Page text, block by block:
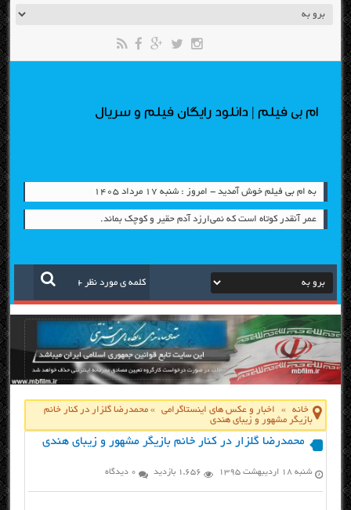
ام بی فیلم | دانلود رایگان فیلم و سریال
به ام بی فیلم خوش آمدید - امروز : شنبه ۱۷ مرداد ۱۴۰۵
عمر آنقدر کوتاه است که نمی‌ارزد آدم حقیر و کوچک بماند.
خانه » اخبار و عکس های اینستاگرامی »محمدرضا گلزار در کنار خانم
بازیگر مشهور و زیبای هندی
محمدرضا گلزار در کنار خانم بازیگر مشهور و زیبای هندی
شنبه ۱۸ اردیبهشت ۱۳۹۵ 1,656 بازدید 0 دیدگاه